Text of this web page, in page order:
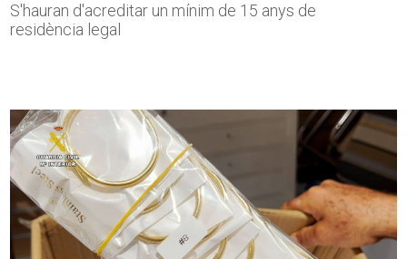
S'hauran d'acreditar un mínim de 15 anys de
residència legal